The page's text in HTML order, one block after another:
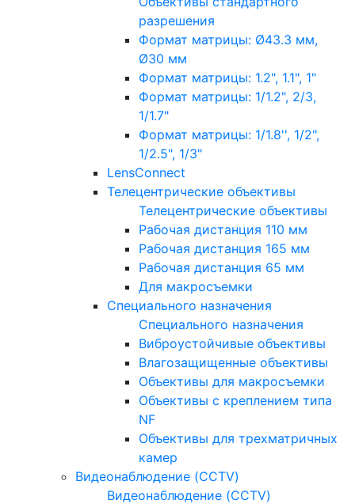
разрешения
Формат матрицы: Ø43.3 мм,
Ø30 мм
Формат матрицы: 1.2", 1.1", 1"
Формат матрицы: 1/1.2", 2/3,
1/1.7"
Формат матрицы: 1/1.8'', 1/2",
1/2.5", 1/3"
LensConnect
Телецентрические объективы
Телецентрические объективы
Рабочая дистанция 110 мм
Рабочая дистанция 165 мм
Рабочая дистанция 65 мм
Для макросъемки
Специального назначения
Специального назначения
Виброустойчивые объективы
Влагозащищенные объективы
Объективы для макросъемки
Объективы с креплением типа
NF
Объективы для трехматричных
камер
Видеонаблюдение (CCTV)
Видеонаблюдение (CCTV)